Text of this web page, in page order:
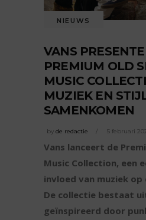
NIEUWS
VANS
PREMIUM OLD
MUSIC
MUZIEK EN
SAMENKOMEN
by de redactie 5 februari
Vans lanceert de
Music Collection, een
invloed van muziek
De collectie bestaat
geïnspireerd door